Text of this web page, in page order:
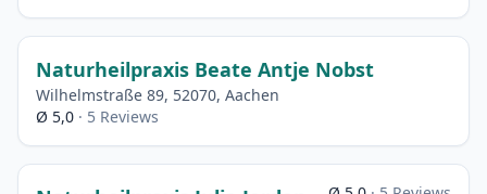
Naturheilpraxis Beate Antje Nobst
Wilhelmstraße 89, 52070, Aachen
Ø 5,0 · 5 Reviews